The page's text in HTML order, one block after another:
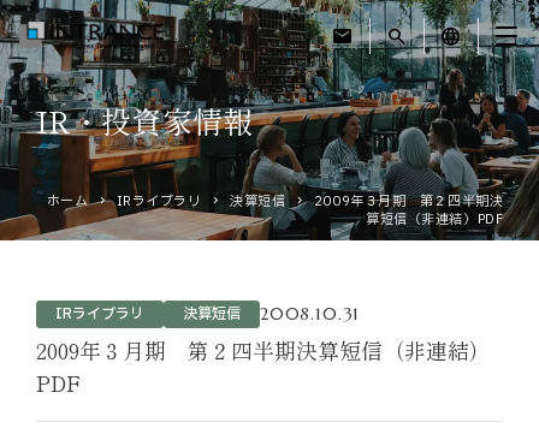
mail search language
トップ
企業情報
運営ホテル
IR・投資家情報
IR・投資家情報
ホーム IRライブラリ 決算短信
2009年３月期 第２四半期決
算短信（非連結）PDF
IRライブラリ 決算短信 2008.10.31
2009年３月期 第２四半期決算短信（非連結）
PDF